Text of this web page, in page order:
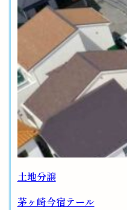
土地分譲
茅ヶ崎今宿テール